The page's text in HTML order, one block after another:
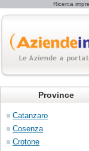
Ricerca
Province
Catanzaro
Cosenza
Crotone